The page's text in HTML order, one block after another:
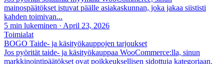
mainospäätökset istuvat päälle asiakaskunnan, joka jakaa siististi
kahden toimivan...
5 min lukeminen · April 23, 2026
Toimialat
BOGO Taide- ja käsityökauppojen tarjoukset
Jos pyörität taide- ja käsityökauppaa WooCommerce:lla, sinun
markkinointipäätökset ovat poikkeuksellisen sidottuja kategoriaan.